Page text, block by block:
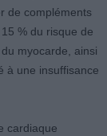
de compléments
% du risque de
myocarde, ainsi
à une insuffisance
cardiaque